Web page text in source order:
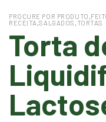
PROCURE POR PRODUTO ,
RECEITA ,SALGADOS , TORTAS
Torta